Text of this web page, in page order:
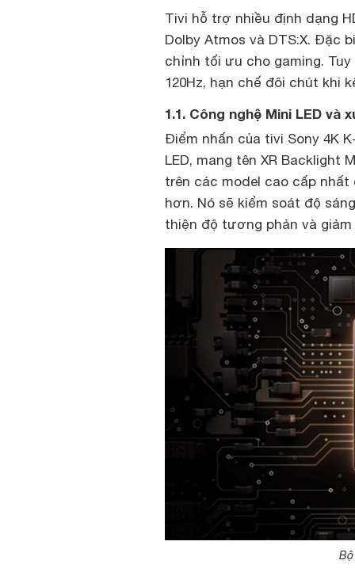
Tivi hỗ trợ nhiều định dạng
Dolby Atmos và DTS:X. Đặc
chỉnh tối ưu cho gaming.
120Hz, hạn chế đôi chút khi
1.1. Công nghệ Mini LED và
Điểm nhấn của tivi Sony 4K
LED, mang tên XR Backlight
trên các model cao cấp
hơn. Nó sẽ kiểm soát độ
thiện độ tương phản và